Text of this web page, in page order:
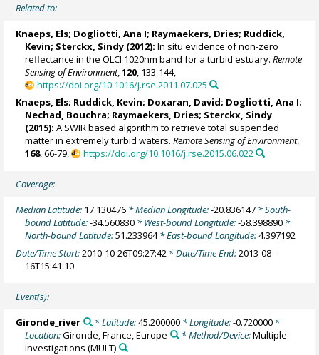
Related to:
Knaeps, Els; Dogliotti, Ana I; Raymaekers, Dries; Ruddick,
Kevin; Sterckx, Sindy (2012): In situ evidence of non-zero
reflectance in the OLCI 1020nm band for a turbid estuary.Remote
Sensing of Environment,120, 133-144,
https://doi.org/10.1016/j.rse.2011.07.025
Knaeps, Els; Ruddick, Kevin; Doxaran, David; Dogliotti, Ana I;
Nechad, Bouchra; Raymaekers, Dries; Sterckx, Sindy
(2015): A SWIR based algorithm to retrieve total suspended
matter in extremely turbid waters.Remote Sensing of Environment,
168, 66-79, https://doi.org/10.1016/j.rse.2015.06.022
Coverage:
Median Latitude: 17.130476 * Median Longitude:-20.836147 * South-
bound Latitude:-34.560830 * West-bound Longitude:-58.398890 *
North-bound Latitude:51.233964* East-bound Longitude:4.397192
Date/Time Start:2010-10-26T09:27:42 * Date/Time End:2013-08-
16T15:41:10
Event(s):
Gironde_river * Latitude:45.200000* Longitude:-0.720000*
Location:Gironde, France, Europe * Method/Device:Multiple
investigations (MULT)